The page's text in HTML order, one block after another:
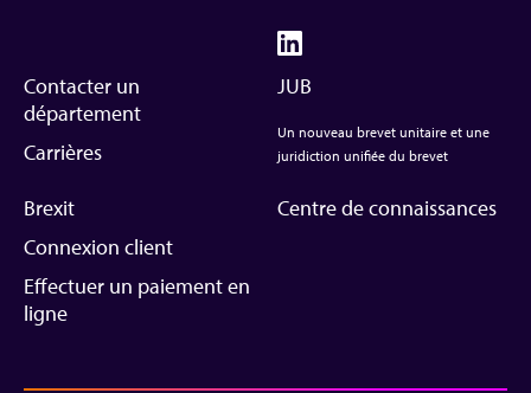
Contacter un
département
Carrières
JUB
Un nouveau brevet unitaire et une
juridiction unifiée du brevet
Brexit
Connexion client
Effectuer un paiement en
ligne
Centre de connaissances